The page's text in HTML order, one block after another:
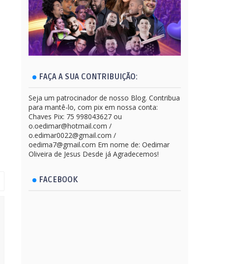
FAÇA A SUA CONTRIBUIÇÃO:
Seja um patrocinador de nosso Blog. Contribua
para mantê-lo, com pix em nossa conta:
Chaves Pix: 75 998043627 ou
o.oedimar@hotmail.com /
o.edimar0022@gmail.com /
oedima7@gmail.com Em nome de: Oedimar
Oliveira de Jesus Desde já Agradecemos!
FACEBOOK